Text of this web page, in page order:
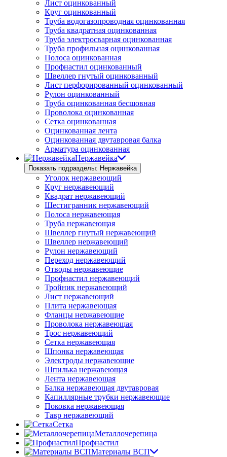
Лист оцинкованный
Круг оцинкованный
Труба водогазопроводная оцинкованная
Труба квадратная оцинкованная
Труба электросварная оцинкованная
Труба профильная оцинкованная
Полоса оцинкованная
Профнастил оцинкованный
Швеллер гнутый оцинкованный
Лист перфорированный оцинкованный
Рулон оцинкованный
Труба оцинкованная бесшовная
Проволока оцинкованная
Сетка оцинкованная
Оцинкованная лента
Оцинкованная двутавровая балка
Арматура оцинкованная
Нержавейка
Показать подразделы: Нержавейка
Уголок нержавеющий
Круг нержавеющий
Квадрат нержавеющий
Шестигранник нержавеющий
Полоса нержавеющая
Труба нержавеющая
Швеллер гнутый нержавеющий
Швеллер нержавеющий
Рулон нержавеющий
Переход нержавеющий
Отводы нержавеющие
Профнастил нержавеющий
Тройник нержавеющий
Лист нержавеющий
Плита нержавеющая
Фланцы нержавеющие
Проволока нержавеющая
Трос нержавеющий
Сетка нержавеющая
Шпонка нержавеющая
Электроды нержавеющие
Шпилька нержавеющая
Лента нержавеющая
Балка нержавеющая двутавровая
Капиллярные трубки нержавеющие
Поковка нержавеющая
Тавр нержавеющий
Сетка
Металлочерепица
Профнастил
Материалы ВСП